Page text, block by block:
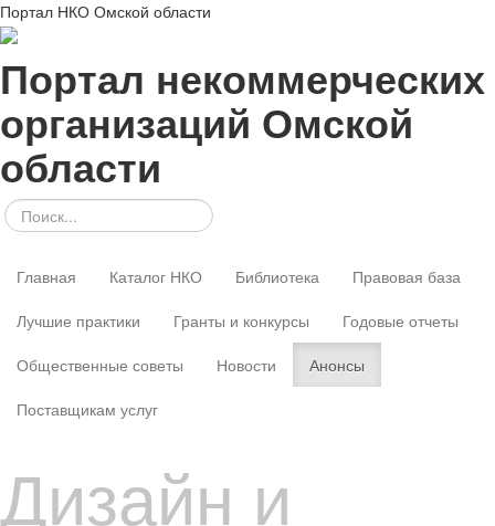
Портал НКО Омской области
Портал некоммерческих
организаций Омской
области
Главная Каталог НКО Библиотека
Правовая база
Лучшие практики
Гранты и конкурсы
Годовые отчеты
Общественные советы
Новости
Анонсы
Поставщикам услуг
Дизайн и